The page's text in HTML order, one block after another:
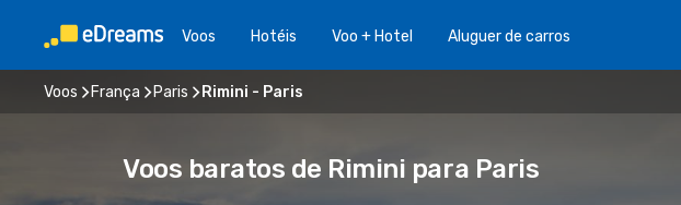
Voos Hotéis Voo + Hotel Aluguer de carros
Voos França Paris Rimini - Paris
Voos baratos de Rimini para Paris